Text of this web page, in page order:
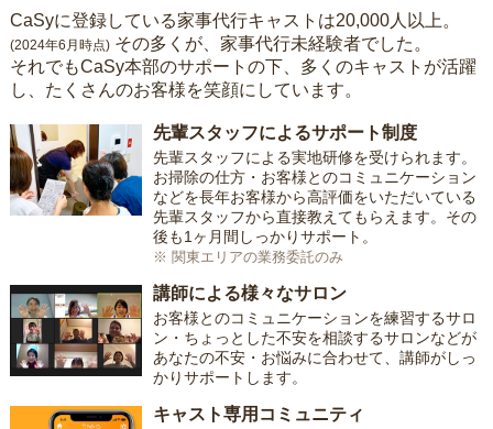
CaSyに登録している家事代行キャストは20,000人以上。
(2024年6月時点) その多くが、家事代行未経験者でした。
それでもCaSy本部のサポートの下、多くのキャストが活躍
し、たくさんのお客様を笑顔にしています。
先輩スタッフによるサポート制度
先輩スタッフによる実地研修を受けられます。
お掃除の仕方・お客様とのコミュニケーション
などを長年お客様から高評価をいただいている
先輩スタッフから直接教えてもらえます。その
後も1ヶ月間しっかりサポート。
※ 関東エリアの業務委託のみ
講師による様々なサロン
お客様とのコミュニケーションを練習するサロ
ン・ちょっとした不安を相談するサロンなどが
あなたの不安・お悩みに合わせて、講師がしっ
かりサポートします。
キャスト専用コミュニティ